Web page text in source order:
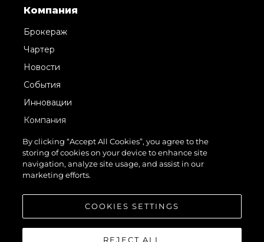
Компания
Брокераж
Чартер
Новости
События
Инновации
Компания
Команда
Lifestyle
Наследие
By clicking “Accept All Cookies”, you agree to the
storing of cookies on your device to enhance site
navigation, analyze site usage, and assist in our
marketing efforts.
COOKIES SETTINGS
REJECT ALL